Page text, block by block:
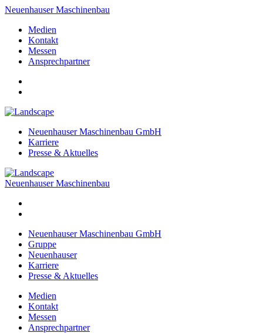
Neuenhauser Maschinenbau
Medien
Kontakt
Messen
Ansprechpartner
Neuenhauser Maschinenbau GmbH
Karriere
Presse & Aktuelles
Neuenhauser Maschinenbau
Neuenhauser Maschinenbau GmbH
Gruppe
Neuenhauser
Karriere
Presse & Aktuelles
Medien
Kontakt
Messen
Ansprechpartner